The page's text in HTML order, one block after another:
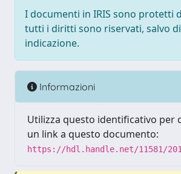
I documenti in IRIS sono protetti
tutti i diritti sono riservati, salvo
indicazione.
Informazioni
Utilizza questo identificativo per
un link a questo documento:
https://hdl.handle.net/11581/